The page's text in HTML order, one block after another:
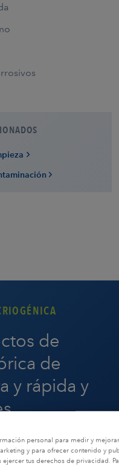
de
de
y rápida y
la necesidad de
y productos
personal para medir y
y para ofrecer contenido y
tus derechos de privacidad.